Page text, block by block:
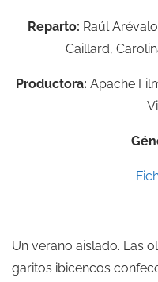
Reparto: Raúl
Caillard,
Productora: Apache
Un verano aislado. Las
garitos ibicencos